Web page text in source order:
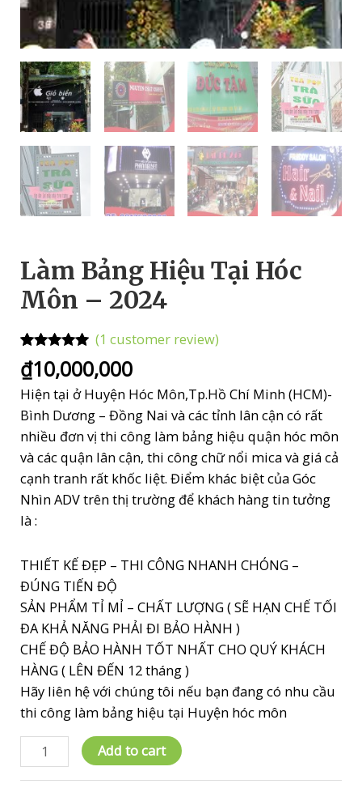
Làm Bảng Hiệu Tại Hóc
Môn – 2024
Rated 5.00
out of 5
1
customer
rating
(1 customer review)
₫10,000,000
Hiện tại ở Huyện Hóc Môn,Tp.Hồ Chí Minh (HCM)-
Bình Dương – Đồng Nai và các tỉnh lân cận có rất
nhiều đơn vị thi công làm bảng hiệu quận hóc môn
và các quận lân cận, thi công chữ nổi mica và giá cả
cạnh tranh rất khốc liệt. Điểm khác biệt của Góc
Nhìn ADV trên thị trường để khách hàng tin tưởng
là :
THIẾT KẾ ĐẸP – THI CÔNG NHANH CHÓNG –
ĐÚNG TIẾN ĐỘ
SẢN PHẨM TỈ MỈ – CHẤT LƯỢNG ( SẼ HẠN CHẾ TỐI
ĐA KHẢ NĂNG PHẢI ĐI BẢO HÀNH )
CHẾ ĐỘ BẢO HÀNH TỐT NHẤT CHO QUÝ KHÁCH
HÀNG ( LÊN ĐẾN 12 tháng )
Hãy liên hệ với chúng tôi nếu bạn đang có nhu cầu
thi công làm bảng hiệu tại Huyện hóc môn
Làm
Bảng
Add to cart